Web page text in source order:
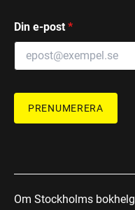
Din e-post *
PRENUMERERA
Om Stockholms bokhelg